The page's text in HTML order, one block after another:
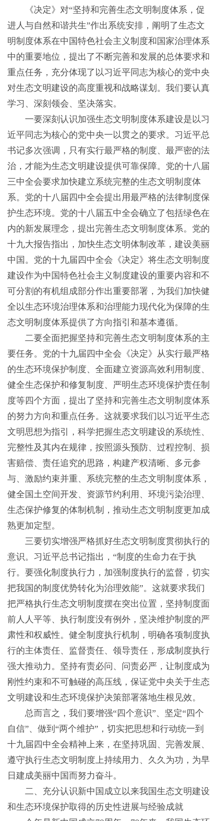
《决定》对“坚持和完善生态文明制度体系，促
进人与自然和谐共生”作出系统安排，阐明了生态文
明制度体系在中国特色社会主义制度和国家治理体系
中的重要地位，提出了不断完善和发展的总体要求和
重点任务，充分体现了以习近平同志为核心的党中央
对生态文明建设的高度重视和战略谋划。我们要认真
学习、深刻领会、坚决落实。
一要深刻认识加强生态文明制度体系建设是以习
近平同志为核心的党中央一以贯之的要求。习近平总
书记多次强调，只有实行最严格的制度、最严密的法
治，才能为生态文明建设提供可靠保障。党的十八届
三中全会要求加快建立系统完整的生态文明制度体
系。党的十八届四中全会提出用最严格的法律制度保
护生态环境。党的十八届五中全会确立了包括绿色在
内的新发展理念，提出完善生态文明制度体系。党的
十九大报告指出，加快生态文明体制改革，建设美丽
中国。党的十九届四中全会《决定》将生态文明制度
建设作为中国特色社会主义制度建设的重要内容和不
可分割的有机组成部分作出重要部署，为我们加快健
全以生态环境治理体系和治理能力现代化为保障的生
态文明制度体系提供了方向指引和基本遵循。
二要全面把握坚持和完善生态文明制度体系的主
要任务。党的十九届四中全会《决定》从实行最严格
的生态环境保护制度、全面建立资源高效利用制度、
健全生态保护和修复制度、严明生态环境保护责任制
度等四个方面，提出了坚持和完善生态文明制度体系
的努力方向和重点任务。这就要求我们以习近平生态
文明思想为指引，科学把握生态文明建设的系统性、
完整性及其内在规律，按照源头预防、过程控制、损
害赔偿、责任追究的思路，构建产权清晰、多元参
与、激励约束并重、系统完整的生态文明制度体系，
健全国土空间开发、资源节约利用、环境污染治理、
生态保护修复的体制机制，推动生态文明制度更加成
熟更加定型。
三要切实增强严格抓好生态文明制度贯彻执行的
意识。习近平总书记指出，“制度的生命力在于执
行。要强化制度执行力，加强制度执行的监督，切实
把我国的制度优势转化为治理效能”。这就要求我们
把严格执行生态文明制度摆在突出位置，坚持制度面
前人人平等、执行制度没有例外，坚决维护制度的严
肃性和权威性。健全制度执行机制，明确各项制度执
行的主体责任、监督责任、领导责任，形成制度执行
强大推动力。坚持有责必问、问责必严，让制度成为
刚性约束和不可触碰的高压线，保证党中央关于生态
文明建设和生态环境保护决策部署落地生根见效。
总而言之，我们要增强“四个意识”、坚定“四个
自信”、做到“两个维护”，切实把思想和行动统一到
十九届四中全会精神上来，在坚持巩固、完善发展、
遵守执行生态文明制度上持续用力、久久为功，为早
日建成美丽中国而努力奋斗。
二、充分认识新中国成立以来我国生态文明建设
和生态环境保护取得的历史性进展与经验成就